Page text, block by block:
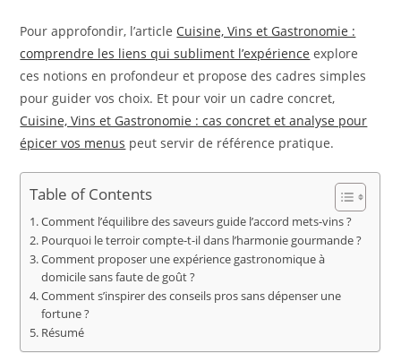
Pour approfondir, l’article Cuisine, Vins et Gastronomie :
comprendre les liens qui subliment l’expérience explore
ces notions en profondeur et propose des cadres simples
pour guider vos choix. Et pour voir un cadre concret,
Cuisine, Vins et Gastronomie : cas concret et analyse pour
épicer vos menus peut servir de référence pratique.
Table of Contents
Comment l’équilibre des saveurs guide l’accord mets-vins ?
Pourquoi le terroir compte-t-il dans l’harmonie gourmande ?
Comment proposer une expérience gastronomique à
domicile sans faute de goût ?
Comment s’inspirer des conseils pros sans dépenser une
fortune ?
Résumé